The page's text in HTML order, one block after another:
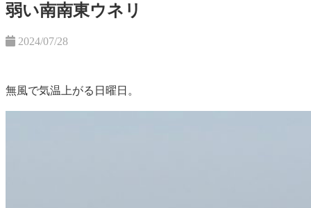
弱い南南東ウネリ
2024/07/28
無風で気温上がる日曜日。